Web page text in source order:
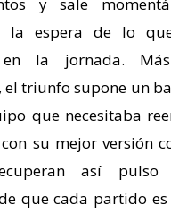
la espera de lo
en la jornada.
el triunfo supone un
que necesitaba
su mejor versión
así pulso
que cada partido